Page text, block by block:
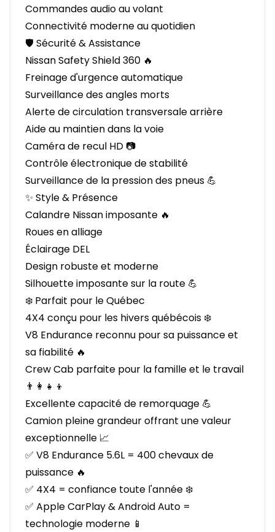
Commandes audio au volant
Connectivité moderne au quotidien
🛡️ Sécurité & Assistance
Nissan Safety Shield 360 🔥
Freinage d'urgence automatique
Surveillance des angles morts
Alerte de circulation transversale arrière
Aide au maintien dans la voie
Caméra de recul HD 📷
Contrôle électronique de stabilité
Surveillance de la pression des pneus 💪
✨ Style & Présence
Calandre Nissan imposante 🔥
Roues en alliage
Éclairage DEL
Design robuste et moderne
Silhouette imposante sur la route 💪
❄️ Parfait pour le Québec
4X4 conçu pour les hivers québécois ❄️
V8 Endurance reconnu pour sa puissance et
sa fiabilité 🔥
Crew Cab parfaite pour la famille et le travail
👨‍👩‍👧‍👦
Excellente capacité de remorquage 💪
Camion pleine grandeur offrant une valeur
exceptionnelle 📈
✅ V8 Endurance 5.6L = 400 chevaux de
puissance 🔥
✅ 4X4 = confiance toute l'année ❄️
✅ Apple CarPlay & Android Auto =
technologie moderne 📱